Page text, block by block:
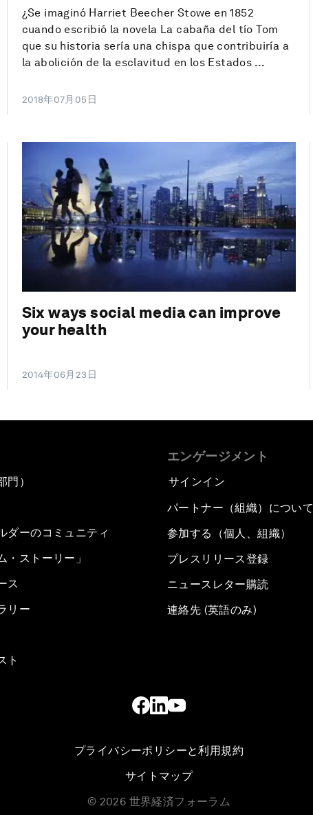
¿Se imaginó Harriet Beecher Stowe en 1852
cuando escribió la novela La cabaña del tío Tom
que su historia sería una chispa que contribuiría a
la abolición de la esclavitud en los Estados ...
2018年07月05日
Six ways social media can improve
your health
2014年06月23日
門）
ダーのコミュニティ
・ストーリー」
ス
リー
ト
エンゲージメント
サインイン
パートナー（組織）について
参加する（個人、組織）
プレスリリース登録
ニュースレター購読
連絡先 (英語のみ)
プライバシーポリシーと利用規約
サイトマップ
© 2026 世界経済フォーラム